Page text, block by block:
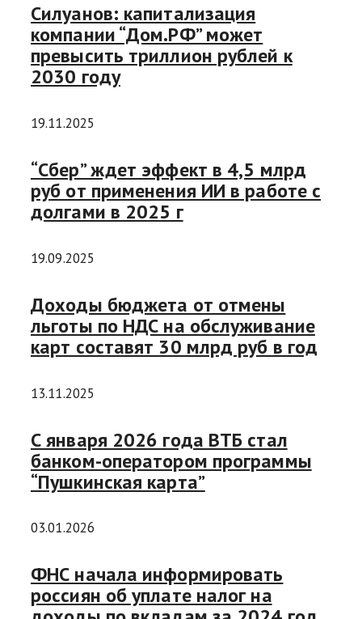
Силуанов: капитализация
компании “Дом.РФ” может
превысить триллион рублей к
2030 году
19.11.2025
“Сбер” ждет эффект в 4,5 млрд
руб от применения ИИ в работе с
долгами в 2025 г
19.09.2025
Доходы бюджета от отмены
льготы по НДС на обслуживание
карт составят 30 млрд руб в год
13.11.2025
С января 2026 года ВТБ стал
банком-оператором программы
“Пушкинская карта”
03.01.2026
ФНС начала информировать
россиян об уплате налог на